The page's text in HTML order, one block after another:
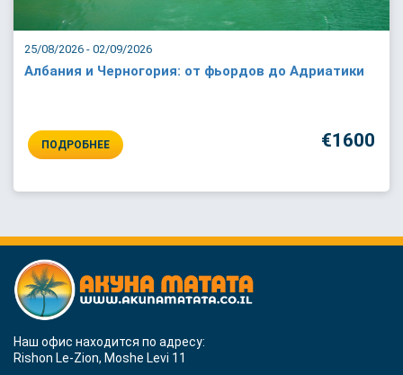
25/08/2026 - 02/09/2026
Албания и Черногория: от фьордов до Адриатики
ПОДРОБНЕЕ €1600
Наш офис находится по адресу:
Rishon Le-Zion, Moshe Levi 11